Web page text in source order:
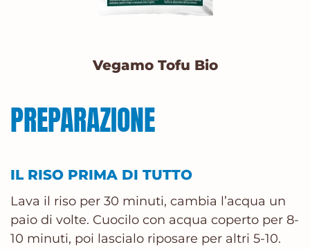
Vegamo Tofu Bio
PREPARAZIONE
IL RISO PRIMA DI TUTTO
Lava il riso per 30 minuti, cambia l’acqua un
paio di volte. Cuocilo con acqua coperto per 8-
10 minuti, poi lascialo riposare per altri 5-10.